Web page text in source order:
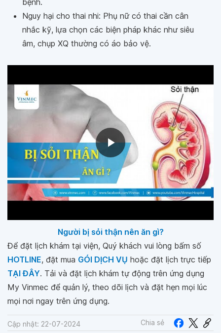
bệnh.
Nguy hại cho thai nhi: Phụ nữ có thai cần cân
nhắc kỹ, lựa chọn các biện pháp khác như siêu
âm, chụp XQ thường có áo bảo vệ.
Người bị sỏi thận nên ăn gì?
Để đặt lịch khám tại viện, Quý khách vui lòng bấm số
HOTLINE, đặt mua GÓI DỊCH VỤ hoặc đặt lịch trực tiếp
TẠI ĐÂY. Tải và đặt lịch khám tự động trên ứng dụng
My Vinmec để quản lý, theo dõi lịch và đặt hẹn mọi lúc
mọi nơi ngay trên ứng dụng.
Cập nhật: 22-07-2024 Chia sẻ